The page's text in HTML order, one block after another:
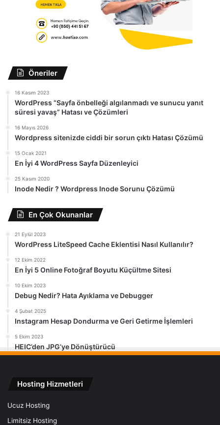
Öneriler
16 Kasım 2023
WordPress “Sayfa önbelleği algılanmadı ve sunucu yanıt
süresi yavaş” Hatası ve Çözümleri
16 Mayıs 2026
Wordpress sitenizde ciddi bir sorun çıktı Hatası Çözümü
15 Ocak 2021
En İyi 4 WordPress Sayfa Düzenleyici
25 Kasım 2020
Inode Nedir ? Wordpress Inode Sorunu Çözümü
En Çok Okunanlar
21 Eylül 2023
WordPress LiteSpeed Cache Eklentisi Nasıl Kullanılır?
12 Ekim 2022
En İyi 5 Online Fotoğraf Boyutu Küçültme Sitesi
10 Ekim 2023
Debug Nedir? Hata Ayıklama ve Debugger
4 Şubat 2025
Instagram Hesap Dondurma ve Geri Getirme İşlemleri
5 Ekim 2023
HEIC’den JPG’ye Dönüştürücü
Hosting Hizmetleri
Ucuz Hosting
Limitsiz Hosting